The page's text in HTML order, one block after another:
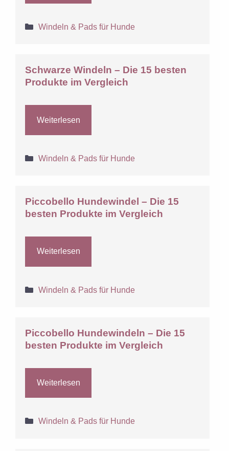
Kategorien
Windeln & Pads für Hunde
Schwarze Windeln – Die 15 besten
Produkte im Vergleich
Weiterlesen
Kategorien
Windeln & Pads für Hunde
Piccobello Hundewindel – Die 15
besten Produkte im Vergleich
Weiterlesen
Kategorien
Windeln & Pads für Hunde
Piccobello Hundewindeln – Die 15
besten Produkte im Vergleich
Weiterlesen
Kategorien
Windeln & Pads für Hunde